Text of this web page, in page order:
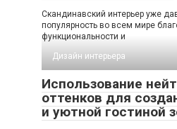
Скандинавский интерьер уже
популярность во всем мире
функциональности и
Дизайн интерьера
Использование
оттенков для
и уютной гостиной